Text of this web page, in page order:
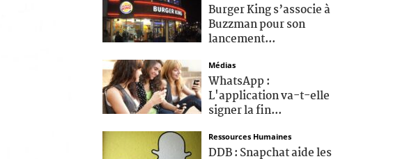
Burger King s’associe à
Buzzman pour son
lancement...
Médias
WhatsApp :
L'application va-t-elle
signer la fin...
Ressources Humaines
DDB : Snapchat aide les